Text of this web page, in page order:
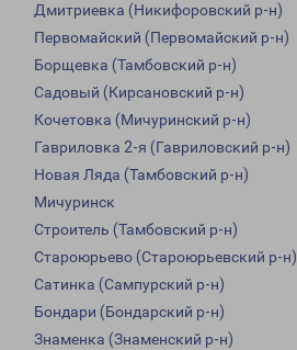
Дмитриевка (Никифоровский р-н)
Первомайский (Первомайский р-н)
Борщевка (Тамбовский р-н)
Садовый (Кирсановский р-н)
Кочетовка (Мичуринский р-н)
Гавриловка 2-я (Гавриловский р-н)
Новая Ляда (Тамбовский р-н)
Мичуринск
Строитель (Тамбовский р-н)
Староюрьево (Староюрьевский р-н)
Сатинка (Сампурский р-н)
Бондари (Бондарский р-н)
Знаменка (Знаменский р-н)